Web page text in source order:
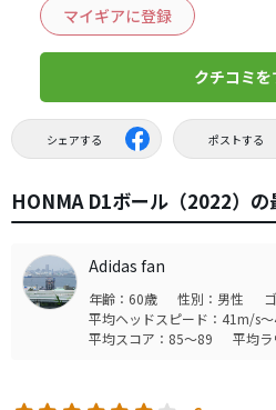
マイギアに登録
クチコミを
シェアする ポストする
HONMA D1ボール（2022）の
Adidas fan
年齢：60歳 性別：男性
平均ヘッドスピード：41m/s
平均スコア：85～89
平均